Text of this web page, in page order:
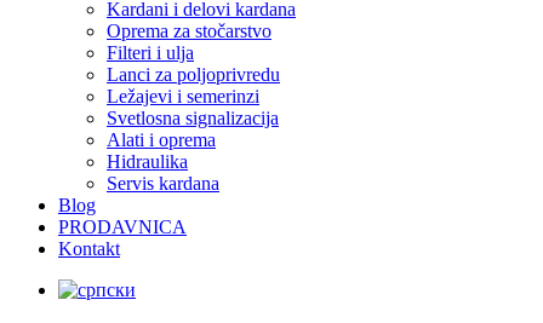
Kardani i delovi kardana
Oprema za stočarstvo
Filteri i ulja
Lanci za poljoprivredu
Ležajevi i semerinzi
Svetlosna signalizacija
Alati i oprema
Hidraulika
Servis kardana
Blog
PRODAVNICA
Kontakt